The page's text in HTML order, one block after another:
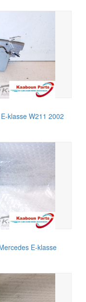
klasse W211 2002
E-klasse